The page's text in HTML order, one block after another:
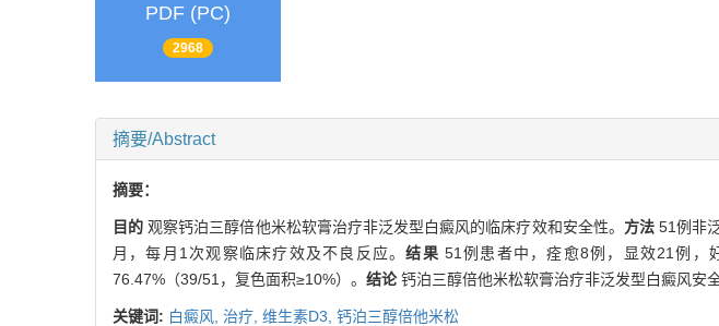
PDF (PC)
2968
摘要/Abstract
摘要：
目的观察钙泊三醇倍他米松软膏治疗非泛发型白癜风的临床疗效和安全性。 方法 51例非
月，每月1次观察临床疗效及不良反应。结果51例患者中，痊愈8例，显效21例，
76.47%（39/51，复色面积≥10%）。 结论钙泊三醇倍他米松软膏治疗非泛发型白癜风安
关键词: 白癜风, 治疗, 维生素D3, 钙泊三醇倍他米松